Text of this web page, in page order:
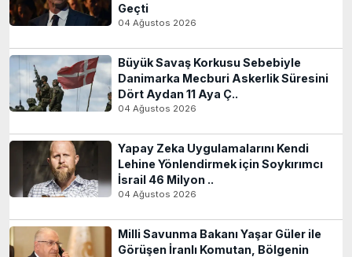
Geçti
04 Ağustos 2026
Büyük Savaş Korkusu Sebebiyle
Danimarka Mecburi Askerlik Süresini
Dört Aydan 11 Aya Ç..
04 Ağustos 2026
Yapay Zeka Uygulamalarını Kendi
Lehine Yönlendirmek için Soykırımcı
İsrail 46 Milyon ..
04 Ağustos 2026
Milli Savunma Bakanı Yaşar Güler ile
Görüşen İranlı Komutan, Bölgenin